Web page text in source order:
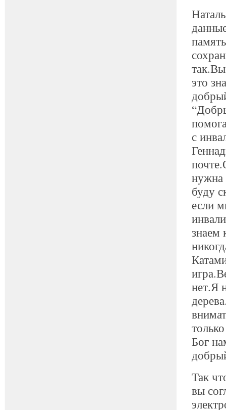
это
с
нужна
буду
если
знаем
нет.Я
Бог
Так
вы